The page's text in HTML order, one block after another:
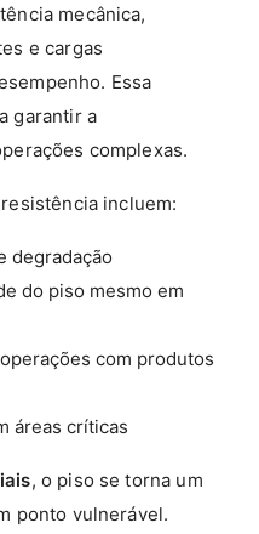
mecânica,
e cargas
Essa
garantir a
complexas.
incluem:
degradação
do piso mesmo em
com produtos
áreas críticas
, o piso se torna um
ponto vulnerável.